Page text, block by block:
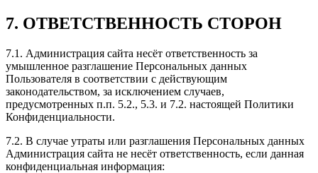
7. ОТВЕТСТВЕННОСТЬ СТОРОН
7.1. Администрация сайта несёт ответственность за
умышленное разглашение Персональных данных
Пользователя в соответствии с действующим
законодательством, за исключением случаев,
предусмотренных п.п. 5.2., 5.3. и 7.2. настоящей Политики
Конфиденциальности.
7.2. В случае утраты или разглашения Персональных данных
Администрация сайта не несёт ответственность, если данная
конфиденциальная информация: